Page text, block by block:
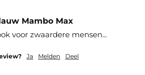
Mambo Max
voor zwaardere mensen...
Ja Melden Deel